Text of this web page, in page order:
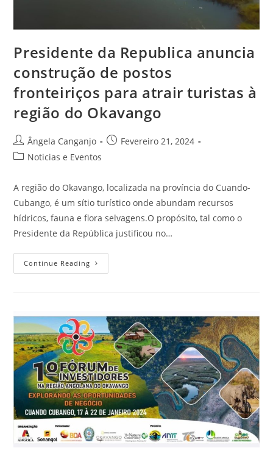
Presidente da Republica anuncia
construção de postos
fronteiriços para atrair turistas à
região do Okavango
Ângela Canganjo
Fevereiro 21, 2024
Noticias e Eventos
A região do Okavango, localizada na província do Cuando-
Cubango, é um sítio turístico onde abundam recursos
hídricos, fauna e flora selvagens.O propósito, tal como o
Presidente da República justificou no…
Continue Reading